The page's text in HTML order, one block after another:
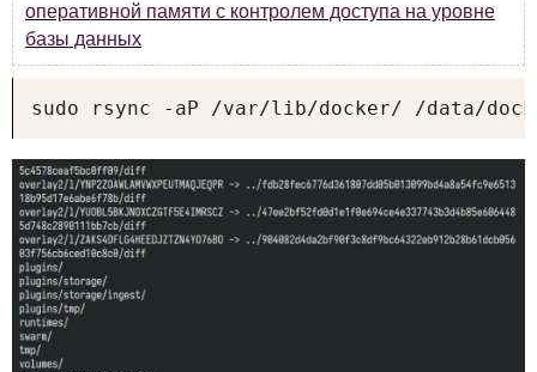
оперативной памяти с контролем доступа на уровне
базы данных
sudo rsync -aP /var/lib/docker/ /data/